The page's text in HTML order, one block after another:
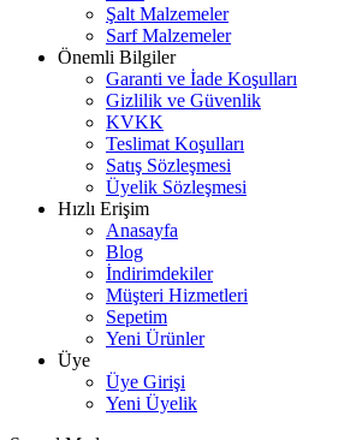
Şalt Malzemeler
Sarf Malzemeler
Önemli Bilgiler
Garanti ve İade Koşulları
Gizlilik ve Güvenlik
KVKK
Teslimat Koşulları
Satış Sözleşmesi
Üyelik Sözleşmesi
Hızlı Erişim
Anasayfa
Blog
İndirimdekiler
Müşteri Hizmetleri
Sepetim
Yeni Ürünler
Üye
Üye Girişi
Yeni Üyelik